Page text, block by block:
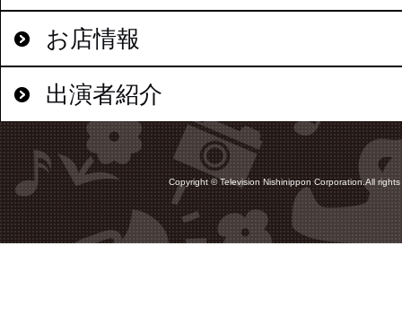
お店情報
出演者紹介
Copyright © Television Nishinippon Corporation.All